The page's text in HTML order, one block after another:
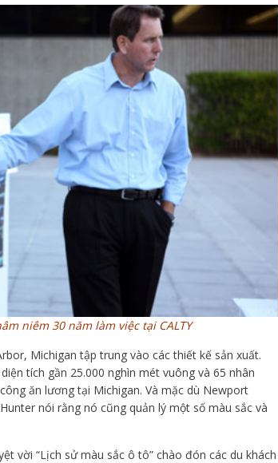
niêm 30 năm làm việc tại CALTY
Michigan tập trung vào các thiết kế sản xuất.
tích gần 25.000 nghìn mét vuông và 65 nhân
ăn lương tại Michigan. Và mặc dù Newport
nói rằng nó cũng quản lý một số màu sắc và
vời “Lịch sử màu sắc ô tô” chào đón các du khách